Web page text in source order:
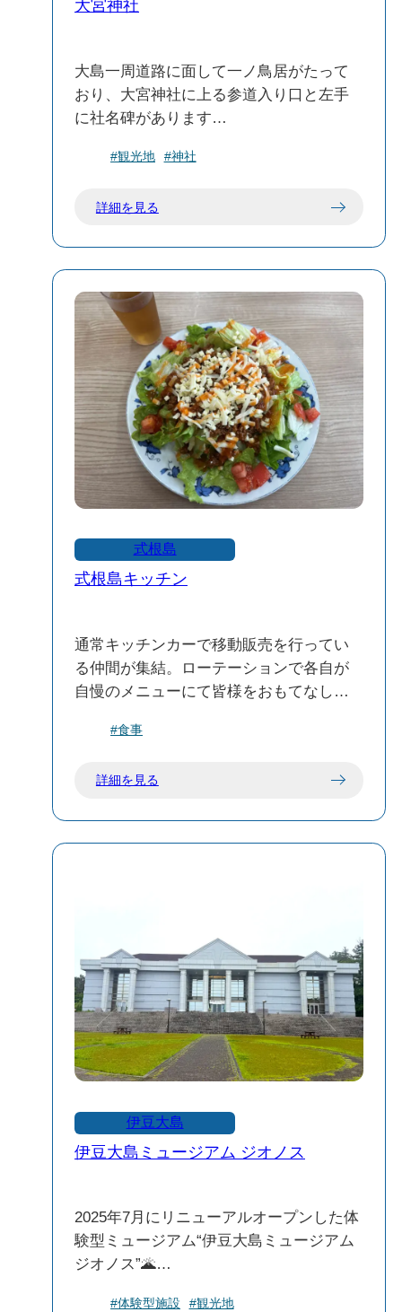
大宮神社
大島一周道路に面して一ノ鳥居がたって
おり、大宮神社に上る参道入り口と左手
に社名碑があります
境内までは長い階段を登りますが、小祠
気感とパワーを感じる事ができます✰
#観光地 #神社
詳細を見る
式根島
式根島キッチン
通常キッチンカーで移動販売を行ってい
る仲間が集結。ローテーションで各自が
自慢のメニューにて皆様をおもてなし致
の様な感覚で御利用頂ければ嬉しいで
#食事
詳細を見る
伊豆大島
伊豆大島ミュージアム ジオノス
2025年7月にリニューアルオープンした体
験型ミュージアム“伊豆大島ミュージアム
ジオノス”🌋
#体験型施設 #観光地